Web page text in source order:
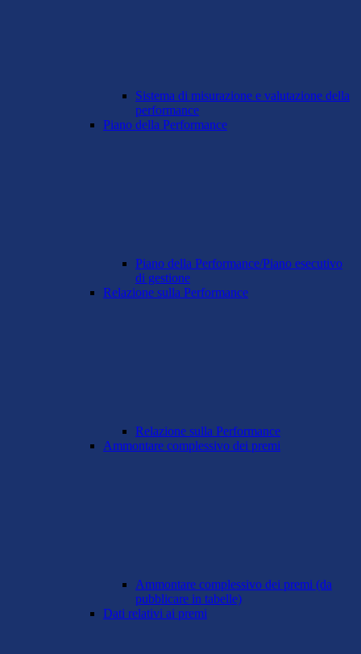
Sistema di misurazione e valutazione della
performance
Piano della Performance
Piano della Performance/Piano esecutivo
di gestione
Relazione sulla Performance
Relazione sulla Performance
Ammontare complessivo dei premi
Ammontare complessivo dei premi (da
pubblicare in tabelle)
Dati relativi ai premi